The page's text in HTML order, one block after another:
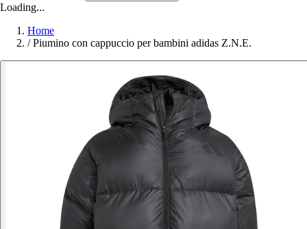
Loading...
Home
/ Piumino con cappuccio per bambini adidas Z.N.E.